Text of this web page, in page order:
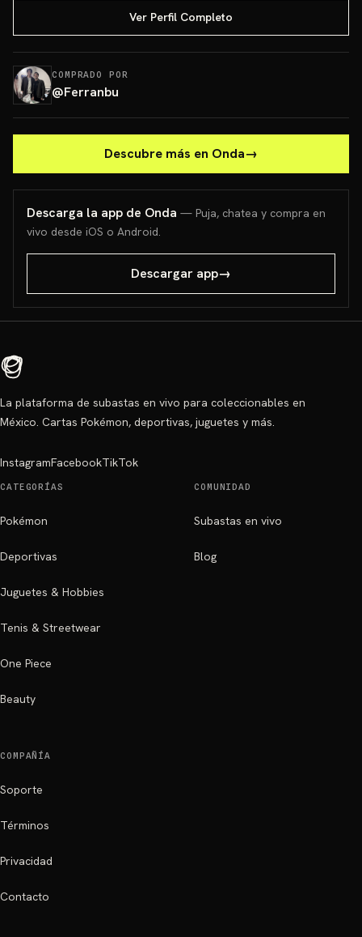
Ver Perfil Completo
COMPRADO POR
@Ferranbu
Descubre más en Onda→
Descarga la app de Onda — Puja, chatea y compra en
vivo desde iOS o Android.
Descargar app→
La plataforma de subastas en vivo para coleccionables en
México. Cartas Pokémon, deportivas, juguetes y más.
InstagramFacebookTikTok
CATEGORÍAS
Pokémon
Deportivas
Juguetes & Hobbies
Tenis & Streetwear
One Piece
Beauty
COMUNIDAD
Subastas en vivo
Blog
COMPAÑÍA
Soporte
Términos
Privacidad
Contacto